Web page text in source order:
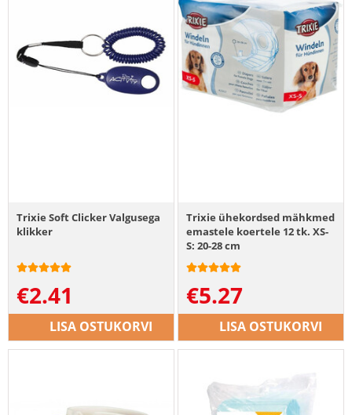
Trixie Soft Clicker Valgusega
klikker
€2.41
LISA OSTUKORVI
Trixie ühekordsed mähkmed
emastele koertele 12 tk. XS-
S: 20-28 cm
€5.27
LISA OSTUKORVI